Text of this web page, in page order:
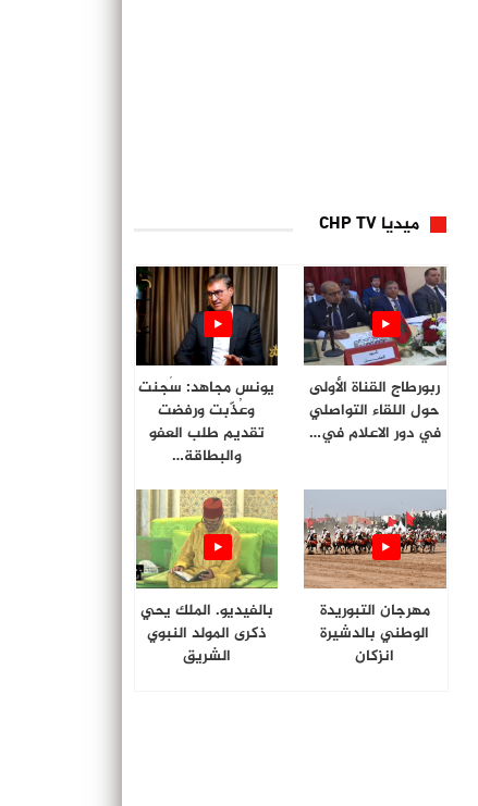
ميديا CHP TV
ربورطاج القناة الأولى
حول اللقاء التواصلي
في دور الاعلام في…
يونس مجاهد: سُجنت
وعُذّبت ورفضت
تقديم طلب العفو
والبطاقة…
مهرجان التبوريدة
الوطني بالدشيرة
انزكان
بالفيديو. الملك يحي
ذكرى المولد النبوي
الشريق